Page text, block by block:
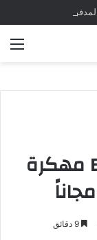
تنزيل لعبة Bowmasters مهكرة